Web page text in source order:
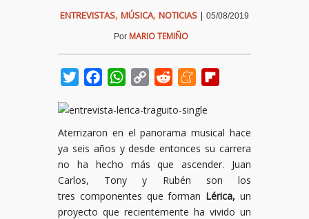
ENTREVISTAS, MÚSICA, NOTICIAS | 05/08/2019
Por MARIO TEMIÑO
TwitterFacebookWhatsApp
Copy
Reddit Meneame
Aterrizaron en el panorama musical hace
ya seis años y desde entonces su carrera
no ha hecho más que ascender. Juan
Carlos, Tony y Rubén son los
tres componentes que forman Lérica, un
proyecto que recientemente ha vivido un